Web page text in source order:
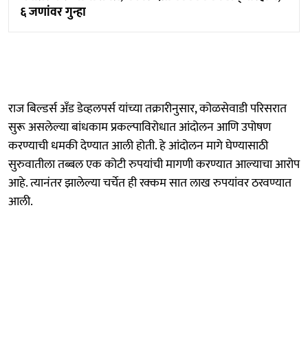
६ जणांवर गुन्हा
राज बिल्डर्स अँड डेव्हलपर्स यांच्या तक्रारीनुसार, कोळसेवाडी परिसरात
सुरू असलेल्या बांधकाम प्रकल्पाविरोधात आंदोलन आणि उपोषण
करण्याची धमकी देण्यात आली होती. हे आंदोलन मागे घेण्यासाठी
सुरुवातीला तब्बल एक कोटी रुपयांची मागणी करण्यात आल्याचा आरोप
आहे. त्यानंतर झालेल्या चर्चेत ही रक्कम सात लाख रुपयांवर ठरवण्यात
आली.